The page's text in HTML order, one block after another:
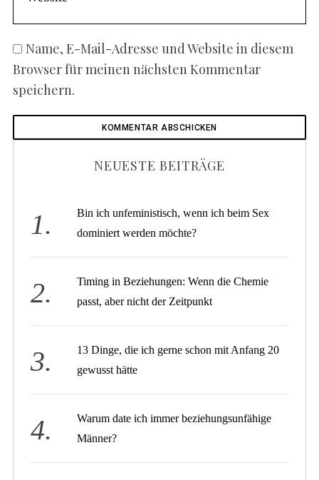
Name, E-Mail-Adresse und Website in diesem
Browser für meinen nächsten Kommentar
speichern.
NEUESTE BEITRÄGE
Bin ich unfeministisch, wenn ich beim Sex
dominiert werden möchte?
Timing in Beziehungen: Wenn die Chemie
passt, aber nicht der Zeitpunkt
13 Dinge, die ich gerne schon mit Anfang 20
gewusst hätte
Warum date ich immer beziehungsunfähige
Männer?